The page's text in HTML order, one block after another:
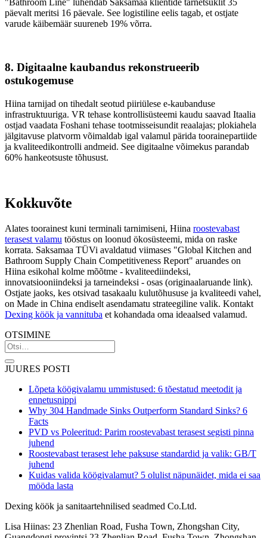
"Bathroom Line" lühendab Saksamaa klientide tarnetsüklit 35
päevalt meritsi 16 päevale. See logistiline eelis tagab, et ostjate
varude käibemäär suureneb 19% võrra.
8. Digitaalne kaubandus rekonstrueerib
ostukogemuse
Hiina tarnijad on tihedalt seotud piiriülese e-kaubanduse
infrastruktuuriga. VR tehase kontrollisüsteemi kaudu saavad Itaalia
ostjad vaadata Foshani tehase tootmisseisundit reaalajas; plokiahela
jälgitavuse platvorm võimaldab igal valamul pärida toorainepartiide
ja kvaliteedikontrolli andmeid. See digitaalne võimekus parandab
60% hankeotsuste tõhusust.
Kokkuvõte
Alates toorainest kuni terminali tarnimiseni, Hiina roostevabast
terasest valamu tööstus on loonud ökosüsteemi, mida on raske
korrata. Saksamaa TÜVi avaldatud viimases "Global Kitchen and
Bathroom Supply Chain Competitiveness Report" aruandes on
Hiina esikohal kolme mõõtme - kvaliteediindeksi,
innovatsiooniindeksi ja tarneindeksi - osas (originaalaruande link).
Ostjate jaoks, kes otsivad tasakaalu kulutõhususe ja kvaliteedi vahel,
on Made in China endiselt asendamatu strateegiline valik. Kontakt
Dexing köök ja vannituba et kohandada oma ideaalsed valamud.
OTSIMINE
JUURES POSTI
Lõpeta köögivalamu ummistused: 6 tõestatud meetodit ja
ennetusnippi
Why 304 Handmade Sinks Outperform Standard Sinks? 6
Facts
PVD vs Poleeritud: Parim roostevabast terasest segisti pinna
juhend
Roostevabast terasest lehe paksuse standardid ja valik: GB/T
juhend
Kuidas valida köögivalamut? 5 olulist näpunäidet, mida ei saa
mööda lasta
Dexing köök ja sanitaartehnilised seadmed Co.Ltd.
Lisa Hiinas: 23 Zhenlian Road, Fusha Town, Zhongshan City,